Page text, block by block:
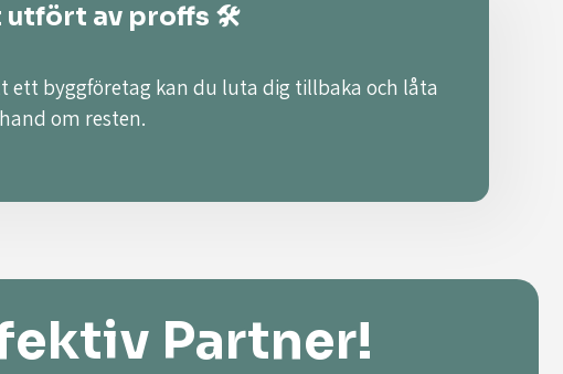
utfört av proffs 🛠️
ett byggföretag kan du luta dig tillbaka och låta
om resten.
Partner!